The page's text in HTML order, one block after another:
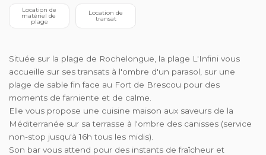
matériel de
plage transat
Située sur la plage de Rochelongue, la plage L'Infini vous
accueille sur ses transats à l'ombre d'un parasol, sur une
plage de sable fin face au Fort de Brescou pour des
moments de farniente et de calme.
Elle vous propose une cuisine maison aux saveurs de la
Méditerranée sur sa terrasse à l'ombre des canisses (service
non-stop jusqu'à 16h tous les midis).
Son bar vous attend pour des instants de fraîcheur et